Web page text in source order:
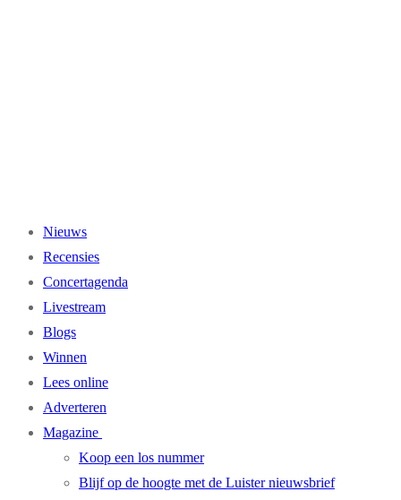
Nieuws
Recensies
Concertagenda
Livestream
Blogs
Winnen
Lees online
Adverteren
Magazine
Koop een los nummer
Blijf op de hoogte met de Luister nieuwsbrief